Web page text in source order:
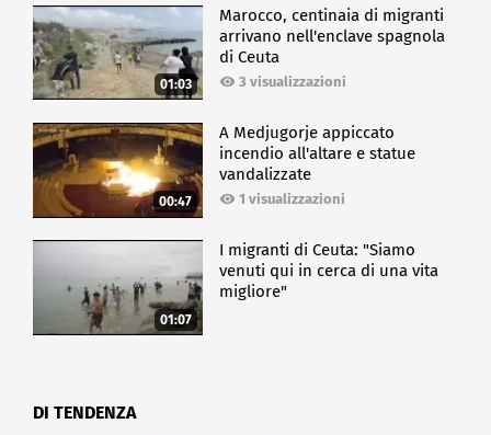
01:03
Marocco, centinaia di migranti
arrivano nell'enclave spagnola
di Ceuta
3 visualizzazioni
00:47
A Medjugorje appiccato
incendio all'altare e statue
vandalizzate
1 visualizzazioni
01:07
I migranti di Ceuta: "Siamo
venuti qui in cerca di una vita
migliore"
DI TENDENZA